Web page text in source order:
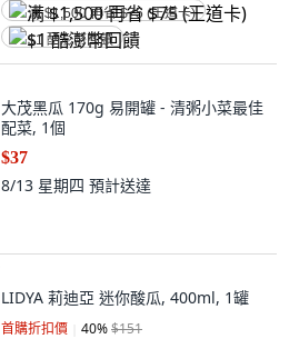
满 $1,500 再省 $75 (王道卡)
$1 酷澎幣回饋
大茂黑瓜 170g 易開罐 - 清粥小菜最佳
配菜, 1個
$37
8/13 星期四 預計送達
LIDYA 莉迪亞 迷你酸瓜, 400ml, 1罐
首購折扣價 40%$151